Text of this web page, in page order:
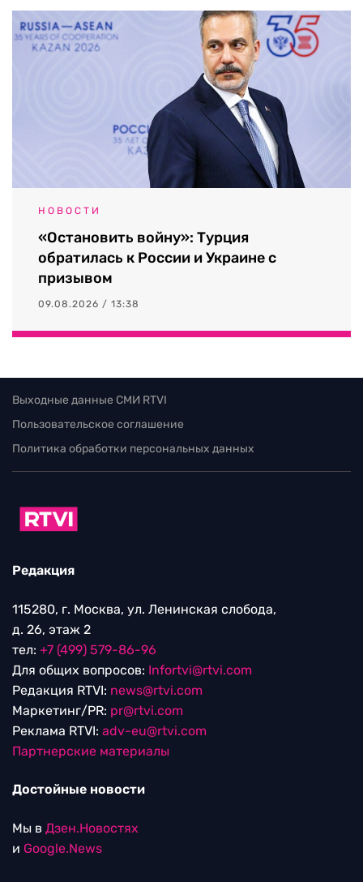
НОВОСТИ
«Остановить войну»: Турция
обратилась к России и Украине с
призывом
09.08.2026 / 13:38
Выходные данные СМИ RTVI
Пользовательское соглашение
Политика обработки персональных данных
Редакция
115280, г. Москва, ул. Ленинская слобода,
д. 26, этаж 2
тел: +7 (499) 579-86-96
Для общих вопросов: Infortvi@rtvi.com
Редакция RTVI: news@rtvi.com
Маркетинг/PR: pr@rtvi.com
Реклама RTVI: adv-eu@rtvi.com
Партнерские материалы
Достойные новости
Мы в Дзен.Новостях
и Google.News